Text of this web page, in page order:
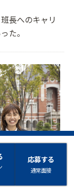
長へのキャリ
た。
応募する
通常面接